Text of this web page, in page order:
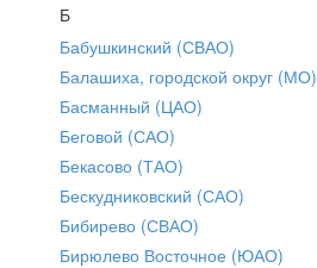
Б
Бабушкинский (СВАО)
Балашиха, городской округ (МО)
Басманный (ЦАО)
Беговой (САО)
Бекасово (ТАО)
Бескудниковский (САО)
Бибирево (СВАО)
Бирюлево Восточное (ЮАО)